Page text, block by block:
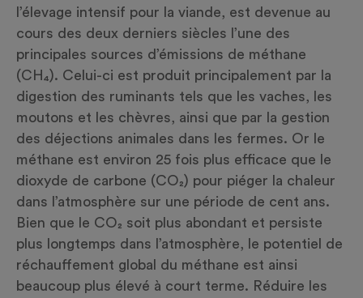
l’élevage intensif pour la viande, est devenue au
cours des deux derniers siècles l’une des
principales sources d’émissions de méthane
(CH₄). Celui-ci est produit principalement par la
digestion des ruminants tels que les vaches, les
moutons et les chèvres, ainsi que par la gestion
des déjections animales dans les fermes. Or le
méthane est environ 25 fois plus efficace que le
dioxyde de carbone (CO₂) pour piéger la chaleur
dans l’atmosphère sur une période de cent ans.
Bien que le CO₂ soit plus abondant et persiste
plus longtemps dans l’atmosphère, le potentiel de
réchauffement global du méthane est ainsi
beaucoup plus élevé à court terme. Réduire les